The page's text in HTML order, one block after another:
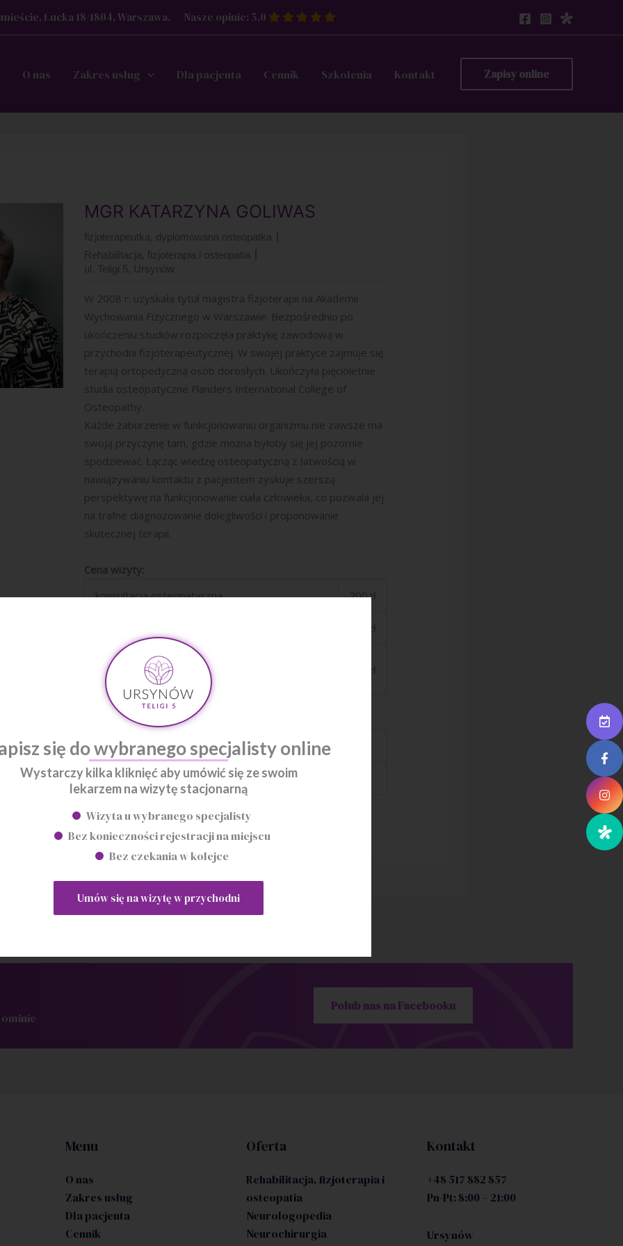
Łucka 18/1804, Warszawa. Nasze opinie: 5,0
O nas Zakres usług Dla pacjenta Cennik Szkolenia Kontakt Zapisy online
MGR KATARZYNA GOLIWAS
fizjoterapeutka, dyplomowana osteopatka
Rehabilitacja, fizjoterapia i osteopatia
ul. Teligi 5, Ursynów
W 2008 r. uzyskała tytuł magistra fizjoterapii na Akademii
Wychowania Fizycznego w Warszawie. Bezpośrednio po
ukończeniu studiów rozpoczęła praktykę zawodową w
przychodni fizjoterapeutycznej. W swojej praktyce zajmuje się
terapią ortopedyczną osób dorosłych. Ukończyła pięcioletnie
studia osteopatyczne Flanders International College of
Osteopathy.
Każde zaburzenie w funkcjonowaniu organizmu nie zawsze ma
swoją przyczynę tam, gdzie można byłoby się jej pozornie
spodziewać. Łącząc wiedzę osteopatyczną z łatwością w
nawiązywaniu kontaktu z pacjentem zyskuje szerszą
perspektywę na funkcjonowanie ciała człowieka, co pozwala jej
na trafne diagnozowanie dolegliwości i proponowanie
skutecznej terapii.
Cena wizyty:
konsultacja osteopatyczna
200zł
900zł
konsultacja rehabilitacyjna z wykorzystaniem
Indiby
230zł
Nowe ceny obowiązujące od lutego:
konsultacja rehabilitacyjna
220 zł
karnet 5 wizyt rehabilitacyjnych
Wróć do poprzedniej strony
Polub nas na Facebooku
Menu
O nas
Zakres usług
Dla pacjenta
Cennik
Oferta
Rehabilitacja, fizjoterapia i
osteopatia
Neurologopedia
Neurochirurgia
Kontakt
+48 517 882 857
Pn-Pt: 8:00 – 21:00
Ursynów
się do wybranego specjalisty online
Wystarczy kilka kliknięć aby umówić się ze swoim
lekarzem na wizytę stacjonarną
Wizyta u wybranego specjalisty
Bez konieczności rejestracji na miejscu
Bez czekania w kolejce
Umów się na wizytę w przychodni